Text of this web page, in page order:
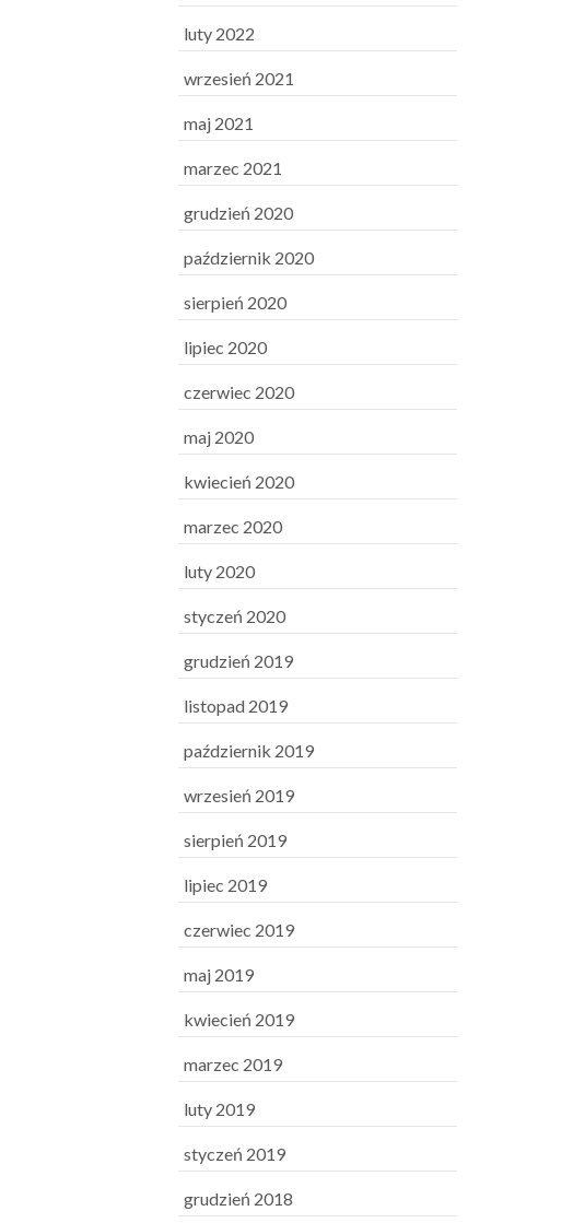
luty 2022
wrzesień 2021
maj 2021
marzec 2021
grudzień 2020
październik 2020
sierpień 2020
lipiec 2020
czerwiec 2020
maj 2020
kwiecień 2020
marzec 2020
luty 2020
styczeń 2020
grudzień 2019
listopad 2019
październik 2019
wrzesień 2019
sierpień 2019
lipiec 2019
czerwiec 2019
maj 2019
kwiecień 2019
marzec 2019
luty 2019
styczeń 2019
grudzień 2018